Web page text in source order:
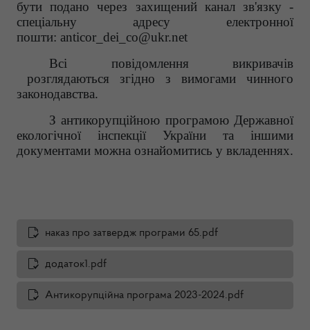
бути подано через захищений канал зв'язку -
спеціальну адресу електронної
пошти: anticor_dei_co@ukr.net
Всі повідомлення викривачів
розглядаються згідно з вимогами чинного
законодавства.
З антикорупційною програмою Державної
екологічної інспекції України та іншими
документами можна ознайомитись у вкладеннях.
наказ про затвердж програми 65.pdf
додаток1.pdf
Антикорупційна програма 2023-2024.pdf